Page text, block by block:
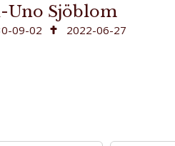
Uno Sjöblom
09-02 2022-06-27